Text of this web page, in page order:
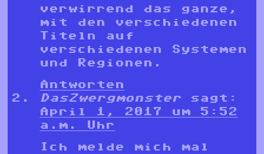
verwirrend das ganze,
mit den verschiedenen
Titeln auf
verschiedenen Systemen
und Regionen.
Antworten
DasZwergmonster
sagt:
April 1, 2017 um 5:52
a.m. Uhr
Ich melde mich mal